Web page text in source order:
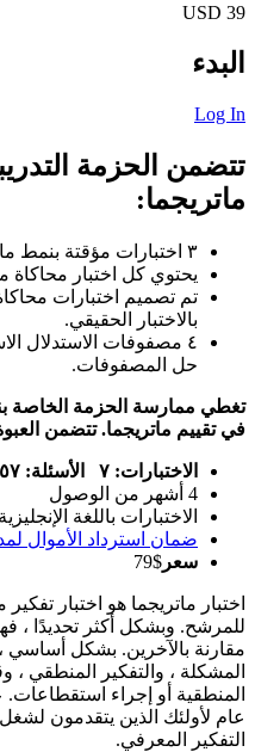
39 USD
البدء
Log In
تتضمن الحزمة
ماتريجما:
٣ اختبارات مؤقتة بنمط ماتريجما محاكاة كاملة الطول.
يحتوي كل اختبار محاكاة
تم تصميم اختبارات
بالاختبار الحقيقي.
٤ مصفوفات الاستدلال
حل المصفوفات.
تغطي ممارسة الحزمة الخاصة
في تقييم ماتريجما. تتضمن
الاختبارات: ٧ الأسئلة: ١٥٧
4 أشهر من الوصول
الاختبارات باللغة الإنجليزية
ضمان استرداد الأموال لمدة 30
سعر $79
اختبار ماتريجما هو اختبار
للمرشح. وبشكل أكثر تحديدًا ،
مقارنة بالآخرين. بشكل
المشكلة ، والتفكير المنطقي
المنطقية أو إجراء استقطاعات.
عام لأولئك الذين يتقدمون
التفكير المعرفي.